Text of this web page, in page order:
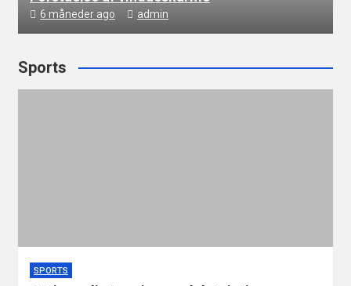
6 måneder ago admin
Sports
SPORTS